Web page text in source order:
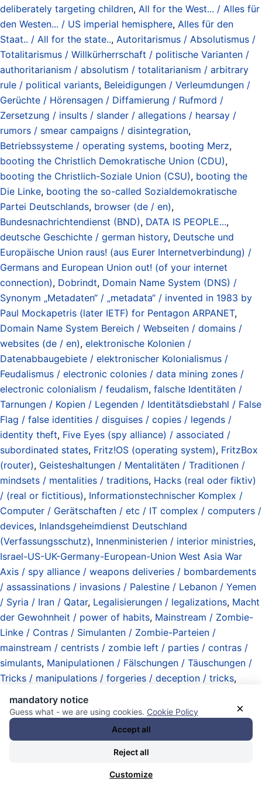
deliberately targeting children, All for the West... / Alles für
den Westen... / US imperial hemisphere, Alles für den
Staat.. / All for the state.., Autoritarismus / Absolutismus /
Totalitarismus / Willkürherrschaft / politische Varianten /
authoritarianism / absolutism / totalitarianism / arbitrary
rule / political variants, Beleidigungen / Verleumdungen /
Gerüchte / Hörensagen / Diffamierung / Rufmord /
Zersetzung / insults / slander / allegations / hearsay /
rumors / smear campaigns / disintegration,
Betriebssysteme / operating systems, booting Merz,
booting the Christlich Demokratische Union (CDU),
booting the Christlich-Soziale Union (CSU), booting the
Die Linke, booting the so-called Sozialdemokratische
Partei Deutschlands, browser (de / en),
Bundesnachrichtendienst (BND), DATA IS PEOPLE...,
deutsche Geschichte / german history, Deutsche und
Europäische Union raus! (aus Eurer Internetverbindung) /
Germans and European Union out! (of your internet
connection), Dobrindt, Domain Name System (DNS) /
Synonym „Metadaten“ / „metadata“ / invented in 1983 by
Paul Mockapetris (later IETF) for Pentagon ARPANET,
Domain Name System Bereich / Webseiten / domains /
websites (de / en), elektronische Kolonien /
Datenabbaugebiete / elektronischer Kolonialismus /
Feudalismus / electronic colonies / data mining zones /
electronic colonialism / feudalism, falsche Identitäten /
Tarnungen / Kopien / Legenden / Identitätsdiebstahl / False
Flag / false identities / disguises / copies / legends /
identity theft, Five Eyes (spy alliance) / associated /
subordinated states, Fritz!OS (operating system), FritzBox
(router), Geisteshaltungen / Mentalitäten / Traditionen /
mindsets / mentalities / traditions, Hacks (real oder fiktiv)
/ (real or fictitious), Informationstechnischer Komplex /
Computer / Gerätschaften / etc / IT complex / computers /
devices, Inlandsgeheimdienst Deutschland
(Verfassungsschutz), Innenministerien / interior ministries,
Israel-US-UK-Germany-European-Union West Asia War
Axis / spy alliance / weapons deliveries / bombardements
/ assassinations / invasions / Palestine / Lebanon / Yemen
/ Syria / Iran / Qatar, Legalisierungen / legalizations, Macht
der Gewohnheit / power of habits, Mainstream / Zombie-
Linke / Contras / Simulanten / Zombie-Parteien /
mainstream / centrists / zombie left / parties / contras /
simulants, Manipulationen / Fälschungen / Täuschungen /
Tricks / manipulations / forgeries / deception / tricks,
government 2025-2049 (estimate) / CDU-CSU-SPD (once
more..)
mobile Computer / Sensoren / mobile computers / sensors
/ „Smart Phones“ / Handys / „Wearables“
Flittchen e.V. / Spione / internationaler geheimdienstlicher
×
mandatory notice
Guess what - we are using cookies. Cookie Policy
Accept all
Reject all
Customize